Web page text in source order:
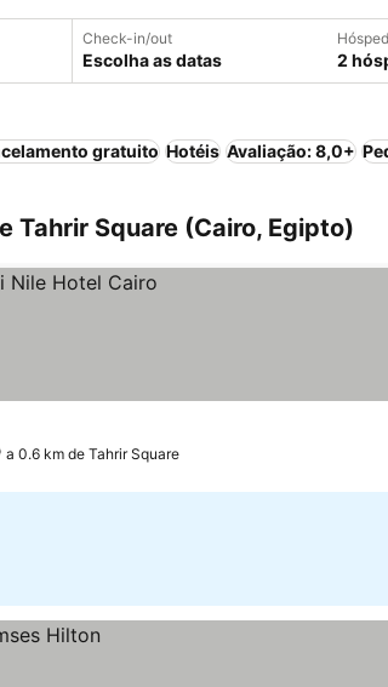
Check-in/out
Escolha as datas 2
gratuito Hotéis Avaliação: 8,0+
Tahrir Square (Cairo, Egipto)
a 0.6 km de Tahrir Square